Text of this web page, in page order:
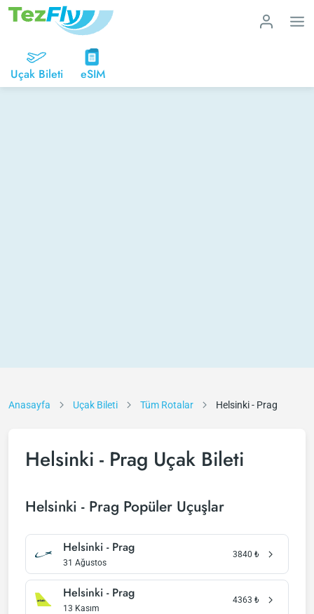
Uçak Bileti eSIM
Anasayfa Uçak Bileti Tüm Rotalar Helsinki - Prag
Helsinki - Prag Uçak Bileti
Helsinki - Prag Popüler Uçuşlar
Helsinki - Prag
31 Ağustos
3840 ₺
Helsinki - Prag
13 Kasım
4363 ₺